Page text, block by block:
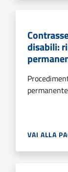
disabili:
permanente
VAI ALLA